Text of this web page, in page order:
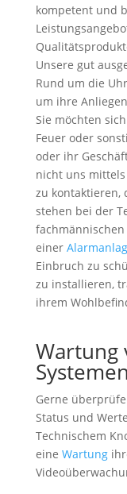
kompetent und
Unsere gut
Rund um die
um ihre
Sie möchten
Feuer oder
oder ihr
nicht uns
zu kontaktieren,
stehen bei der
einer
Einbruch zu
zu installieren,
ihrem
Wartung
Systemen
Gerne
Status und
Technischem
eine Wartung